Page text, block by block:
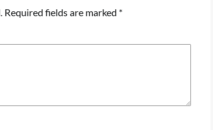
Required fields are marked *